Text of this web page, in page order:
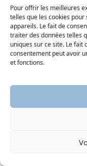
Pour offrir les meilleures
telles que les cookies
appareils. Le fait de
traiter des données telles
uniques sur ce site. Le fait
consentement peut avoir
et fonctions.
Pédagogie
Démantèlement
protestant par l'État
Bibliographie